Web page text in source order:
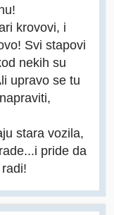
krovovi, i
Svi stapovi
nekih su
upravo se tu
stara vozila,
pride da